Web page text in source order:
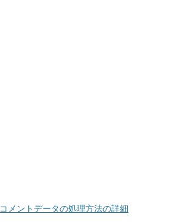
コメントデータの処理方法の詳細